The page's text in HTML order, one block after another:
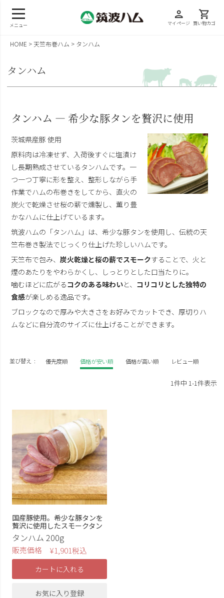
メニュー
person
マイページ
shopping_cart
買い物カゴ
HOME 天竺布巻ハム タンハム
タンハム
タンハム — 希少な豚タンを贅沢に使用
茨城県産豚 使用
原料肉は冷凍せず、入荷後すぐに塩漬け
し長期熟成させているタンハムです。一
つ一つ丁寧に形を整え、整形しながら手
作業でハムの布巻きをしてから、直火の
炭火で乾燥させ桜の薪で燻製し、薫り豊
かなハムに仕上げているます。
筑波ハムの「タンハム」は、希少な豚タンを使用し、伝統の天
竺布巻き製法でじっくり仕上げた珍しいハムです。
天竺布で包み、炭火乾燥と桜の薪でスモークすることで、火と
煙のあたりをやわらかくし、しっとりとした口当たりに。
噛むほどに広がるコクのある味わいと、 コリコリとした独特の
食感が楽しめる逸品です。
ブロックなので厚みや大きさをお好みでカットでき、厚切りハ
ムなどに自分流のサイズに仕上げることができます。
並び替え 優先度順 価格が安い順 価格が高い順 レビュー順
1件中 1-1件表示
国産豚使用。希少な豚タンを
贅沢に使用したスモークタン
タンハム 200g
販売価格 ¥1,901税込
カートに入れる
お気に入り登録